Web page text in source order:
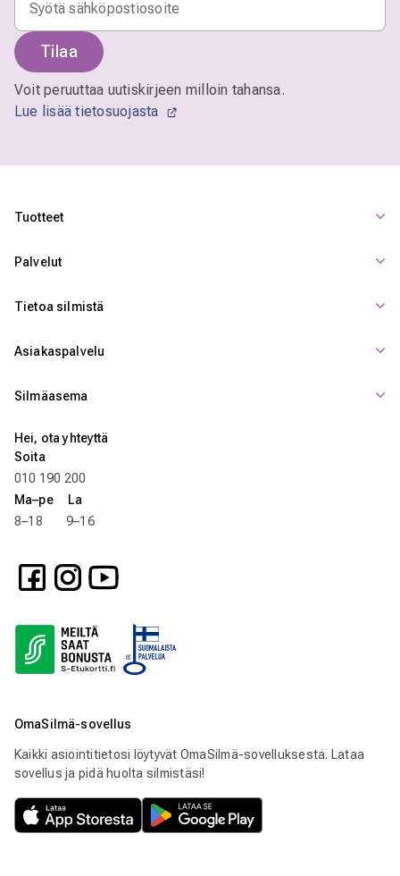
Tilaa
Voit peruuttaa uutiskirjeen milloin tahansa.
Lue lisää tietosuojasta
Tuotteet
Palvelut
Tietoa silmistä
Asiakaspalvelu
Silmäasema
Hei, ota yhteyttä
Soita
010 190 200
Ma–pe La
8–18 9–16
OmaSilmä-sovellus
Kaikki asiointitietosi löytyvät OmaSilmä-sovelluksesta. Lataa
sovellus ja pidä huolta silmistäsi!